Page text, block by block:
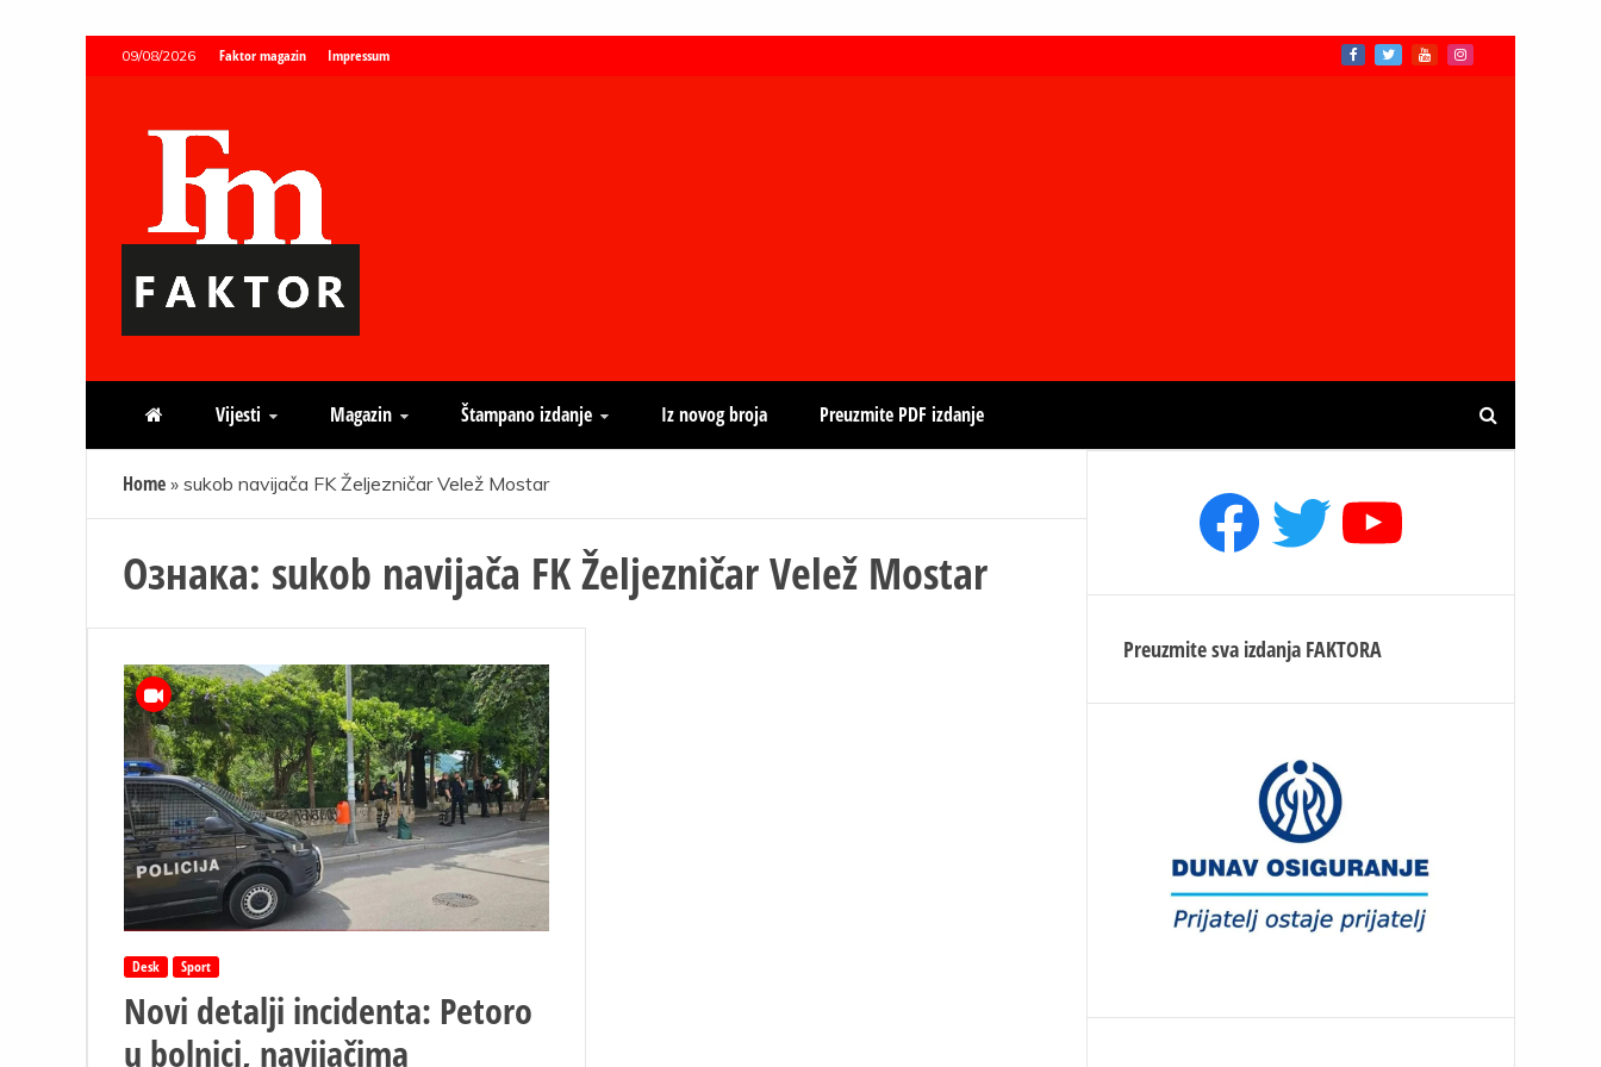
09/08/2026 Faktor magazin Impressum
Faktor magazin
Vijesti Magazin Štampano izdanje Iz novog broja Preuzmite PDF izdanje
Home » sukob navijača FK Željezničar Velež Mostar
Ознака: sukob navijača FK Željezničar Velež Mostar
Desk Sport
Novi detalji incidenta: Petoro
u bolnici, navijačima
Facebook
TwitterYouTube
Preuzmite sva izdanja FAKTORA